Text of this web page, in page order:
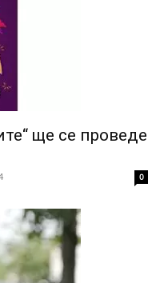
ще се проведе
0